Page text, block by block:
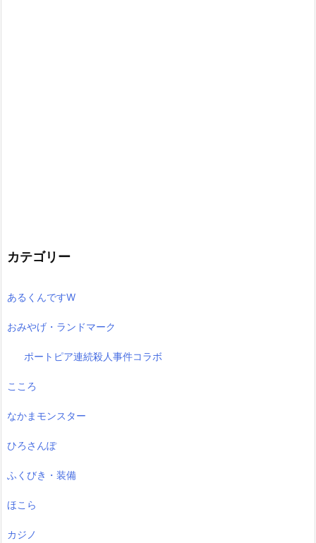
カテゴリー
あるくんですW
おみやげ・ランドマーク
ポートピア連続殺人事件コラボ
こころ
なかまモンスター
ひろさんぽ
ふくびき・装備
ほこら
カジノ